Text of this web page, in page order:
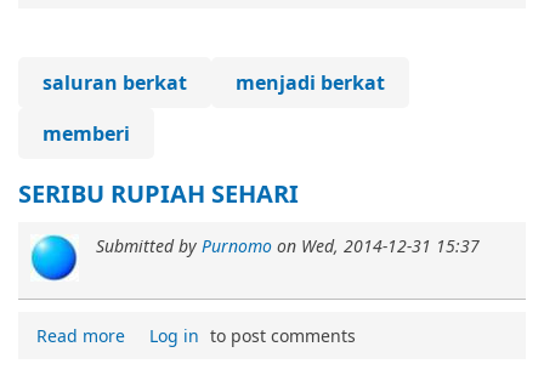
saluran berkat
menjadi berkat
memberi
SERIBU RUPIAH SEHARI
Submitted by Purnomo on Wed, 2014-12-31 15:37
Read more Log in to post comments